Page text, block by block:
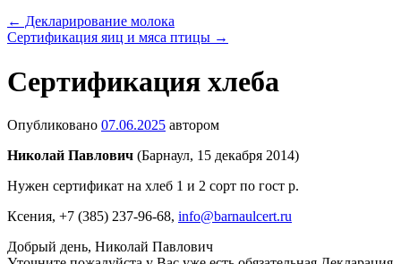
← Декларирование молока
Сертификация яиц и мяса птицы →
Сертификация хлеба
Опубликовано 07.06.2025 автором
Николай Павлович (Барнаул, 15 декабря 2014)
Нужен сертификат на хлеб 1 и 2 сорт по гост р.
Ксения, +7 (385) 237-96-68, info@barnaulcert.ru
Добрый день, Николай Павлович